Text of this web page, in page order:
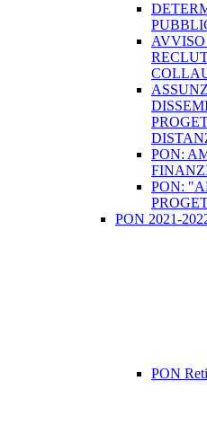
PON:
PON:
PON 2021-
PON